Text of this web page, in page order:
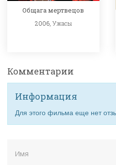
Общага мертвецов
2006, Ужасы
Комментарии
Информация
Для этого фильма еще нет